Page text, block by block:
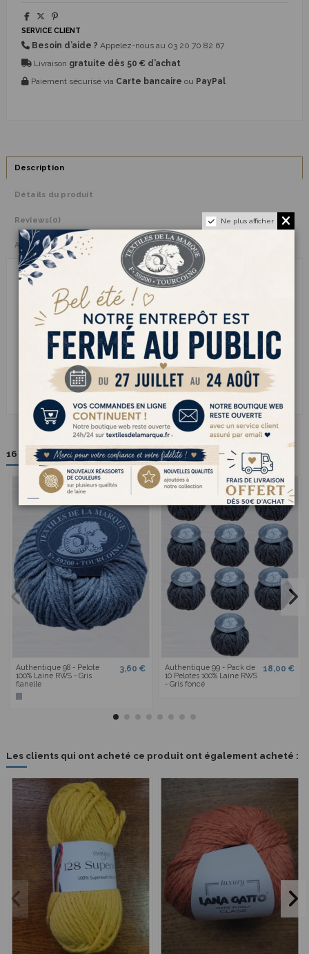
SERVICE CLIENT
Besoin d’aide ? Appelez-nous au 03 20 70 82 67
Livraison gratuite dès 50 € d’achat
Paiement sécurisé via Carte bancaire ou PayPal
Description
Détails du produit
Reviews(0)
Avis clients
le fil à tricoter AUTHENTIQUE incarne lessence dune laine pure et
engagée. Certifiée RWS elle garantit le respect du bien-être animal
et de pratiques délevage responsables sans mulesing. Douce
chaude et respirante cette laine naturelle se tricote facilement pour
créer des pièces de caractère aussi confortables quélégantes.
Parfaite pour les amateurs de matières nobles et durables elle
apporte une chaleur naturelle incomparable à vos pulls gilets ou
accessoires dhiver. Un choix éthique et raffiné pour des créations de
qualité qui traversent le temps
16 autres produits dans la même catégorie :
Authentique 98 - Pelote
100% Laine RWS - Gris
flanelle
3,60 €
Pack
Authentique 99 - Pack de
10 Pelotes 100% Laine RWS
- Gris foncé
18,00 €
Les clients qui ont acheté ce produit ont également acheté :
Ne plus afficher